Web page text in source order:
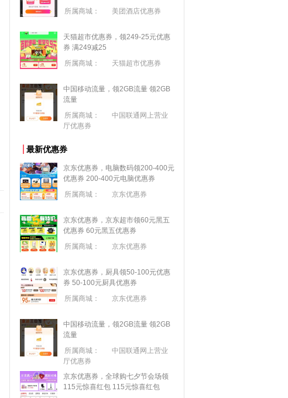
所属商城：
美团酒店优惠券
天猫超市优惠券，领249-25元优惠
券 满249减25
所属商城：
天猫超市优惠券
中国移动流量，领2GB流量 领2GB
流量
所属商城：
中国联通网上营业
厅优惠券
最新优惠券
京东优惠券，电脑数码领200-400元
优惠券 200-400元电脑优惠券
所属商城：
京东优惠券
京东优惠券，京东超市领60元黑五
优惠券 60元黑五优惠券
所属商城：
京东优惠券
京东优惠券，厨具领50-100元优惠
券 50-100元厨具优惠券
所属商城：
京东优惠券
中国移动流量，领2GB流量 领2GB
流量
所属商城：
中国联通网上营业
厅优惠券
京东优惠券，全球购七夕节会场领
115元惊喜红包 115元惊喜红包